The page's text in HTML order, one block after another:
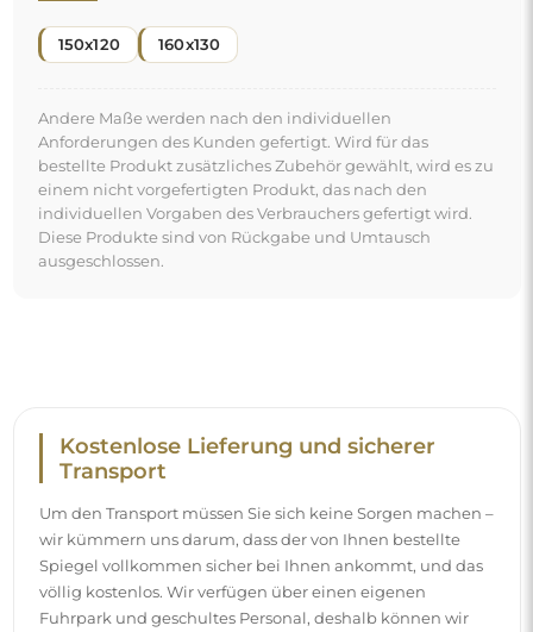
150x120 160x130
Andere Maße werden nach den individuellen
Anforderungen des Kunden gefertigt. Wird für das
bestellte Produkt zusätzliches Zubehör gewählt, wird es zu
einem nicht vorgefertigten Produkt, das nach den
individuellen Vorgaben des Verbrauchers gefertigt wird.
Diese Produkte sind von Rückgabe und Umtausch
ausgeschlossen.
Kostenlose Lieferung und sicherer
Transport
Um den Transport müssen Sie sich keine Sorgen machen –
wir kümmern uns darum, dass der von Ihnen bestellte
Spiegel vollkommen sicher bei Ihnen ankommt, und das
völlig kostenlos. Wir verfügen über einen eigenen
Fuhrpark und geschultes Personal, deshalb können wir